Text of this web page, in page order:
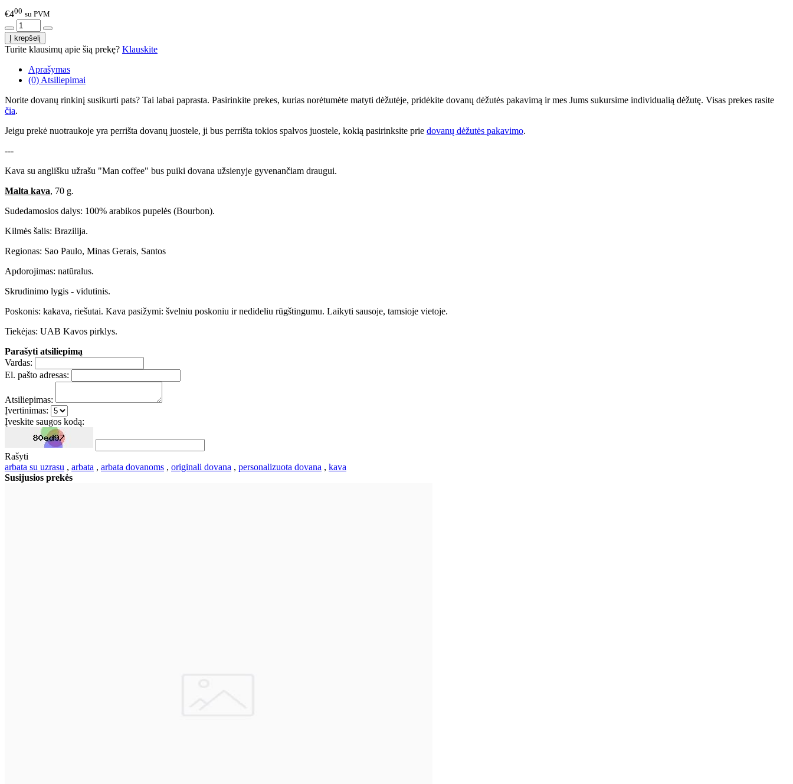
€400 su PVM
Turite klausimų apie šią prekę? Klauskite
Aprašymas
(0) Atsiliepimai
Norite dovanų rinkinį susikurti pats? Tai labai paprasta. Pasirinkite prekes, kurias norėtumėte matyti dėžutėje, pridėkite dovanų dėžutės pakavimą ir mes Jums sukursime individualią dėžutę. Visas prekes rasite
čia.
Jeigu prekė nuotraukoje yra perrišta dovanų juostele, ji bus perrišta tokios spalvos juostele, kokią pasirinksite prie dovanų dėžutės pakavimo.
---
Kava su anglišku užrašu "Man coffee" bus puiki dovana užsienyje gyvenančiam draugui.
Malta kava, 70 g.
Sudedamosios dalys: 100% arabikos pupelės (Bourbon).
Kilmės šalis: Brazilija.
Regionas: Sao Paulo, Minas Gerais, Santos
Apdorojimas: natūralus.
Skrudinimo lygis - vidutinis.
Poskonis: kakava, riešutai. Kava pasižymi: švelniu poskoniu ir nedideliu rūgštingumu. Laikyti sausoje, tamsioje vietoje.
Tiekėjas: UAB Kavos pirklys.
Parašyti atsiliepimą
Vardas:
El. pašto adresas:
Atsiliepimas:
Įvertinimas:
Įveskite saugos kodą:
Rašyti
arbata su uzrasu , arbata , arbata dovanoms , originali dovana , personalizuota dovana , kava
Susijusios prekės